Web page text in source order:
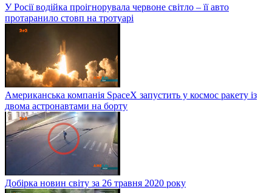
У Росії водійка проігнорувала червоне світло – її авто
протаранило стовп на тротуарі
Американська компанія SpaceX запустить у космос ракету із
двома астронавтами на борту
Добірка новин світу за 26 травня 2020 року